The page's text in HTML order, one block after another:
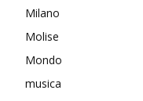
Milano
Molise
Mondo
musica